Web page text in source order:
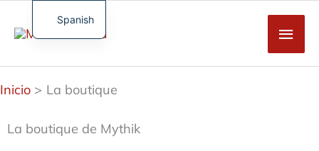
Saltar
contenido
Inicio La boutique
La boutique de Mythik
Spanish
French
English
German